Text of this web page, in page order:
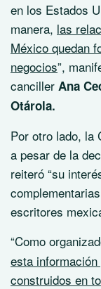
en los Estados
manera, las
México quedan
negocios”,
canciller Ana
Otárola.
Por otro lado, la
a pesar de la
reiteró “su
escritores
“Como
esta
construidos en